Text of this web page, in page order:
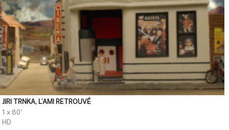
JIRI TRNKA, L’AMI RETROUVÉ
1 x 80'
HD